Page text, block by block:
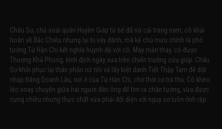
Châu Sơ, chủ soái quân Huyền Giáp từ bé đã nữ cải trang nam, cô khải
hoàn về Bắc Chiêu nhưng lại bị vây đánh, mà kẻ chủ mưu chính là phó
tướng Từ Hàn Chi kết nghĩa huynh đệ với cô. May mắn thay, cô được
Thượng Khả Phong, kình địch ngày xưa trên chiến trường cứu giúp. Châu
Sơ khôi phục lại thân phận nữ nhi và lấy biệt danh Tiết Thập Tam để đột
nhập Đăng Doanh Lâu, nơi ở của Từ Hàn Chi, chờ thời cơ trả thù. Cô khéo
léo xoay chuyển giữa hai người đàn ông để tìm ra chân tướng, vừa được
cưng chiều nhưng thực chất vừa phải đối diện với nguy cơ luôn rình rập.